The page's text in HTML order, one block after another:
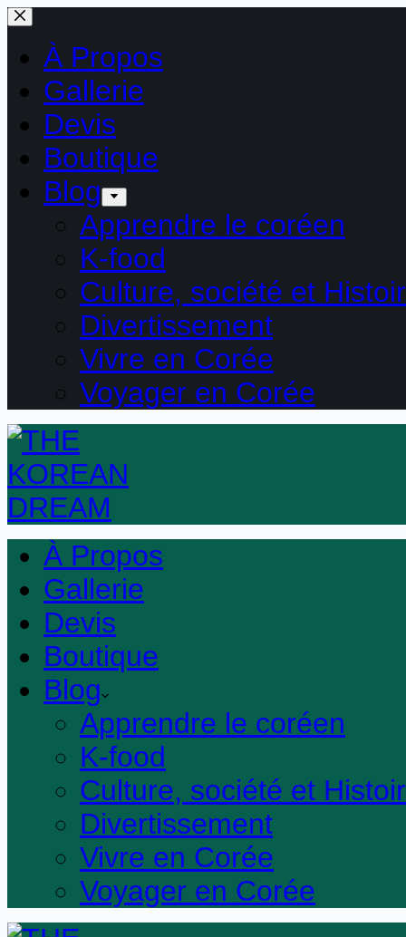
Passer
au
contenuÀ Propos
Gallerie
Devis
Boutique
Blog
Apprendre le coréen
K-food
Culture, société et
Divertissement
Vivre en Corée
Voyager en Corée
À Propos
Gallerie
Devis
Boutique
Blog
Apprendre le coréen
K-food
Culture, société et
Divertissement
Vivre en Corée
Voyager en Corée